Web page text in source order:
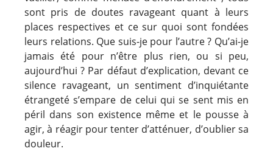
sont pris de doutes ravageant quant à leurs
places respectives et ce sur quoi sont fondées
leurs relations. Que suis-je pour l’autre ? Qu’ai-je
jamais été pour n’être plus rien, ou si peu,
aujourd’hui ? Par défaut d’explication, devant ce
silence ravageant, un sentiment d’inquiétante
étrangeté s’empare de celui qui se sent mis en
péril dans son existence même et le pousse à
agir, à réagir pour tenter d’atténuer, d’oublier sa
douleur.